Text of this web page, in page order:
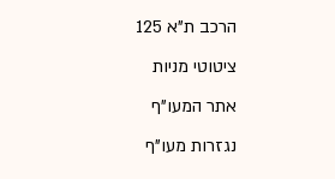
הרכב ת"א 125
ציטוטי מניות
אתר המעו"ף
נגזרות מעו"ף